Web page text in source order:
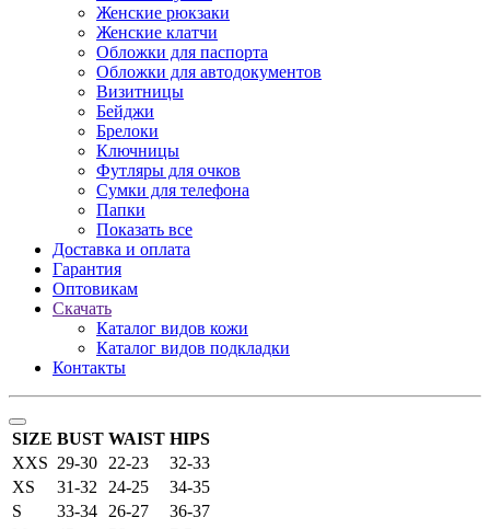
Женские рюкзаки
Женские клатчи
Обложки для паспорта
Обложки для автодокументов
Визитницы
Бейджи
Брелоки
Ключницы
Футляры для очков
Сумки для телефона
Папки
Показать все
Доставка и оплата
Гарантия
Оптовикам
Скачать
Каталог видов кожи
Каталог видов подкладки
Контакты
SIZE BUST WAIST HIPS
XXS 29-30 22-23
32-33
XS
31-32 24-25
34-35
S
33-34 26-27
36-37